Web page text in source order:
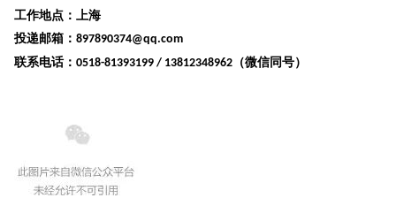
工作地点：上海
投递邮箱： 897890374@qq.com
联系电话： 0518-81393199 / 13812348962 （微信同号）